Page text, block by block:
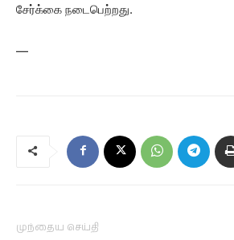
சேர்க்கை நடைபெற்றது.
—
முந்தைய செய்தி